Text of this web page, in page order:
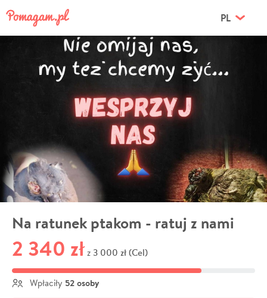
PL
Na ratunek ptakom - ratuj z nami
2 340 zł z 3 000 zł (Cel)
Wpłaciły 52 osoby